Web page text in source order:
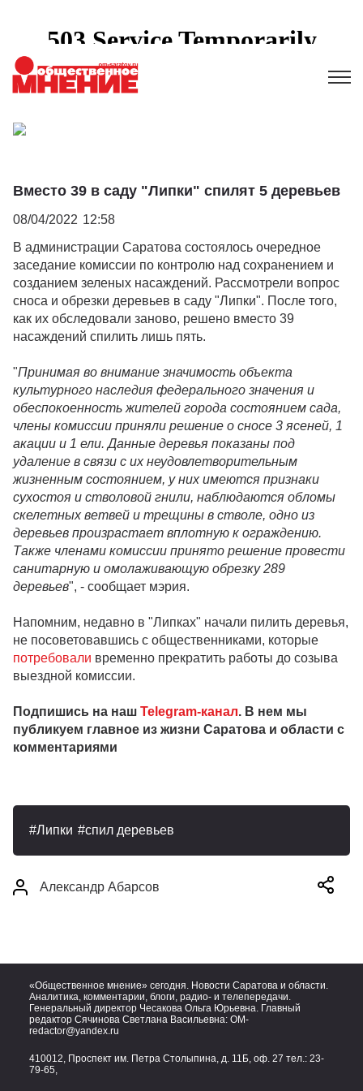
Вместо 39 в саду "Липки" спилят 5 деревьев
08/04/2022 12:58
В администрации Саратова состоялось очередное
заседание комиссии по контролю над сохранением и
созданием зеленых насаждений. Рассмотрели вопрос
сноса и обрезки деревьев в саду "Липки". После того,
как их обследовали заново, решено вместо 39
насаждений спилить лишь пять.
"Принимая во внимание значимость объекта
культурного наследия федерального значения и
обеспокоенность жителей города состоянием сада,
члены комиссии приняли решение о сносе 3 ясеней, 1
акации и 1 ели. Данные деревья показаны под
удаление в связи с их неудовлетворительным
жизненным состоянием, у них имеются признаки
сухостоя и стволовой гнили, наблюдаются обломы
скелетных ветвей и трещины в стволе, одно из
деревьев произрастает вплотную к ограждению.
Также членами комиссии принято решение провести
санитарную и омолаживающую обрезку 289
деревьев", - сообщает мэрия.
Напомним, недавно в "Липках" начали пилить деревья,
не посоветовавшись с общественниками, которые
потребовали временно прекратить работы до созыва
выездной комиссии.
Подпишись на наш Telegram-канал. В нем мы
публикуем главное из жизни Саратова и области с
комментариями
Липки спил деревьев
Александр Абарсов
«Общественное мнение» сегодня. Новости Саратова и области.
Аналитика, комментарии, блоги, радио- и телепередачи.
Генеральный директор Чесакова Ольга Юрьевна. Главный
редактор Сячинова Светлана Васильевна: OM-
redactor@yandex.ru
410012, Проспект им. Петра Столыпина, д. 11Б, оф. 27 тел.: 23-
79-65,